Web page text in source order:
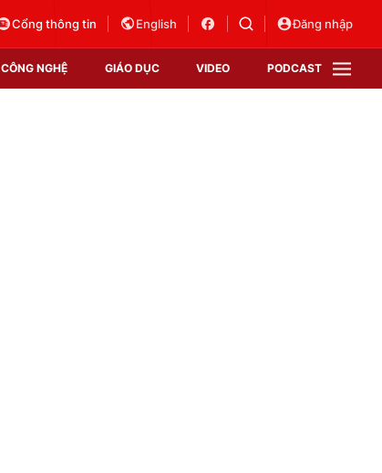
Cổng thông tin English Đăng nhập
CÔNG NGHỆ GIÁO DỤC VIDEO PODCAST